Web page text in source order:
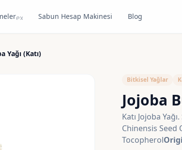
expand_moreSabun Hesap Makinesi Blog
Yağı (Katı)
Bitkisel Yağlar
Jojoba
Katı Jojoba
Chinensis Seed
Tocopherol